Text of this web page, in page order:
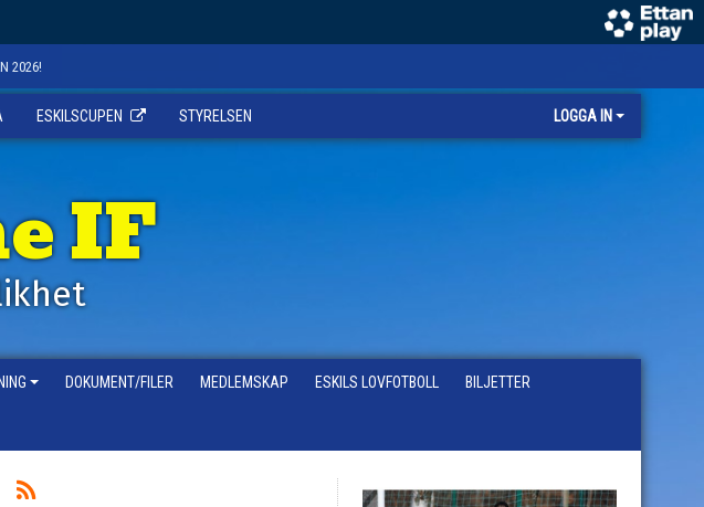
2026!
ESKILSCUPEN STYRELSEN LOGGA IN
IF
DOKUMENT/FILER MEDLEMSKAP ESKILS LOVFOTBOLL BILJETTER